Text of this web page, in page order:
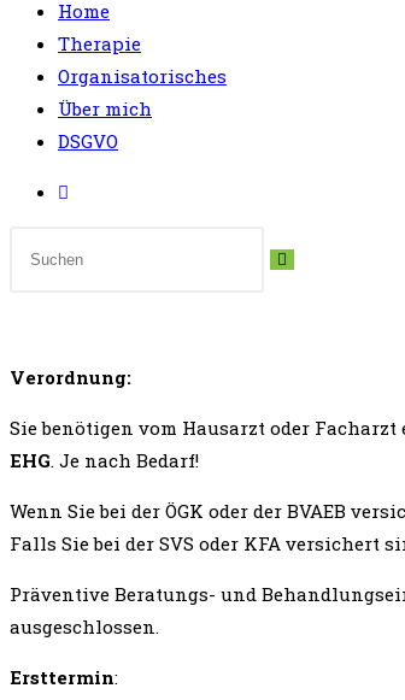
Home
Therapie
Organisatorisches
Über mich
DSGVO
Verordnung:
Sie benötigen vom Hausarzt oder
EHG. Je nach Bedarf!
Wenn Sie bei der ÖGK oder der BVAEB
Falls Sie bei der SVS oder KFA
Präventive Beratungs- und
ausgeschlossen.
Ersttermin: